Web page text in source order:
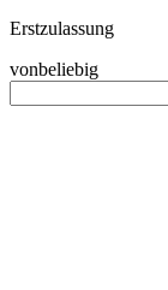
Erstzulassung
vonbeliebig